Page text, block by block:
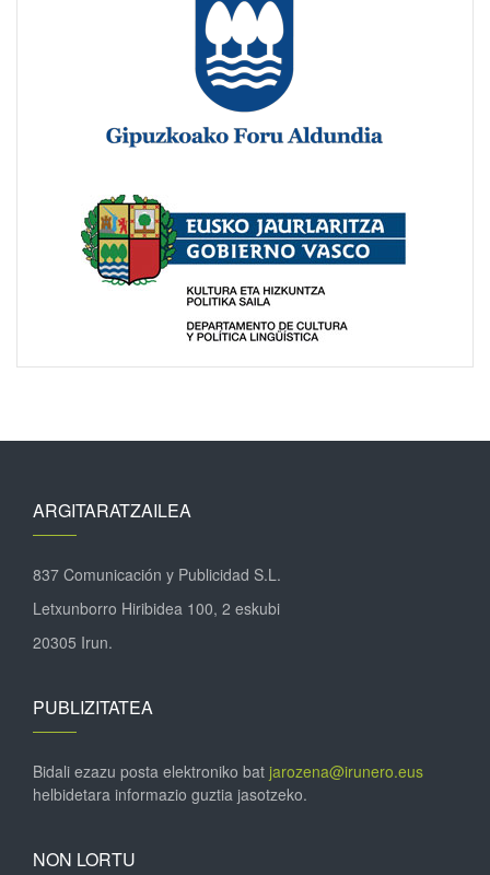
ARGITARATZAILEA
837 Comunicación y Publicidad S.L.
Letxunborro Hiribidea 100, 2 eskubi
20305 Irun.
PUBLIZITATEA
Bidali ezazu posta elektroniko bat jarozena@irunero.eus
helbidetara informazio guztia jasotzeko.
NON LORTU